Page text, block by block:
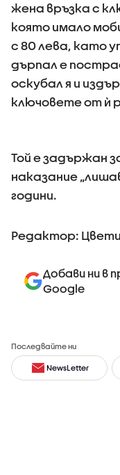
жена връзка с
която имало
с 80 лева, като
дърпал е
оскубал я и
ключовете от ѝ
Той е задържан
наказание
години.
Редактор:
Добави ни в
Google
Последвайте ни
NewsLetter